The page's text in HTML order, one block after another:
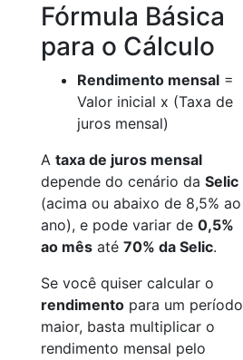
Fórmula Básica
para o Cálculo
Rendimento mensal =
Valor inicial x (Taxa de
juros mensal)
A taxa de juros mensal
depende do cenário da Selic
(acima ou abaixo de 8,5% ao
ano), e pode variar de 0,5%
ao mês até 70% da Selic.
Se você quiser calcular o
rendimento para um período
maior, basta multiplicar o
rendimento mensal pelo